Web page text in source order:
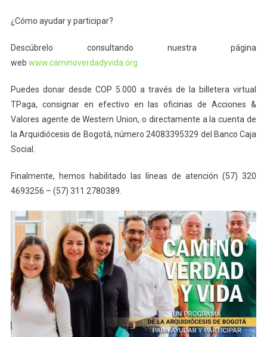
¿Cómo ayudar y participar?
Descúbrelo consultando nuestra página
web www.caminoverdadyvida.org
Puedes donar desde COP 5.000 a través de la billetera virtual
TPaga, consignar en efectivo en las oficinas de Acciones &
Valores agente de Western Union, o directamente a la cuenta de
la Arquidiócesis de Bogotá, número 24083395329 del Banco Caja
Social.
Finalmente, hemos habilitado las líneas de atención (57) 320
4693256 – (57) 311 2780389.